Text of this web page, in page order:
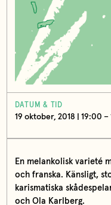
DATUM & TID
19 oktober, 2018 | 19:00 –
En melankolisk varieté
och franska. Känsligt,
karismatiska
och Ola Karlberg.